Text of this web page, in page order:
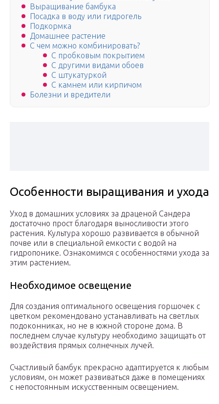
Выращивание бамбука
Посадка в воду или гидрогель
Подкормка
Домашнее растение
С чем можно комбинировать?
С пробковым покрытием
С другими видами обоев
С штукатуркой
С камнем или кирпичом
Болезни и вредители
Особенности выращивания и ухода
Уход в домашних условиях за драценой Сандера
достаточно прост благодаря выносливости этого
растения. Культура хорошо развивается в обычной
почве или в специальной емкости с водой на
гидропонике. Ознакомимся с особенностями ухода за
этим растением.
Необходимое освещение
Для создания оптимального освещения горшочек с
цветком рекомендовано устанавливать на светлых
подоконниках, но не в южной стороне дома. В
последнем случае культуру необходимо защищать от
воздействия прямых солнечных лучей.
Счастливый бамбук прекрасно адаптируется к любым
условиям, он может развиваться даже в помещениях
с непостоянным искусственным освещением.